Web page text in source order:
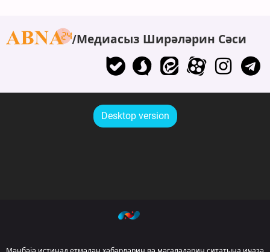
Медиасыз Ширәләрин Сәси
Desktop version